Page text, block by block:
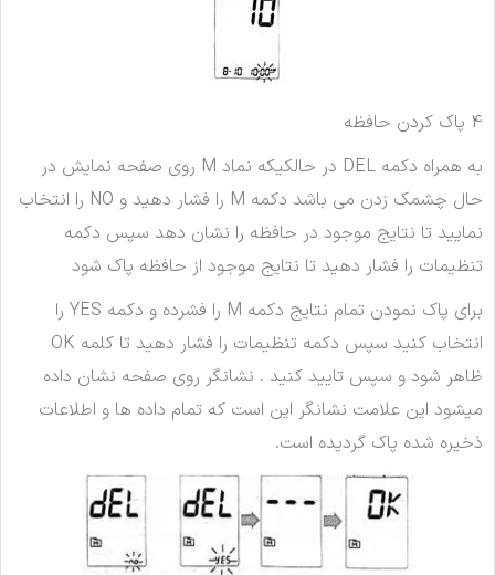
4 پاک کردن حافظه
به همراه دکمه DEL در حالکیکه نماد M روی صفحه نمایش در
حال چشمک زدن می باشد دکمه M را فشار دهید و NO را انتخاب
نمایید تا نتایج موجود در حافظه را نشان دهد سپس دکمه
تنظیمات را فشار دهید تا نتایج موجود از حافظه پاک شود
برای پاک نمودن تمام نتایج دکمه M را فشرده و دکمه YES را
انتخاب کنید سپس دکمه تنظیمات را فشار دهید تا کلمه OK
ظاهر شود و سپس تایید کنید . نشانگر روی صفحه نشان داده
میشود این علامت نشانگر این است که تمام داده ها و اطلاعات
ذخیره شده پاک گردیده است.